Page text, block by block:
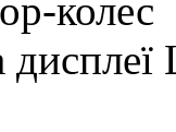
колес
дисплеї